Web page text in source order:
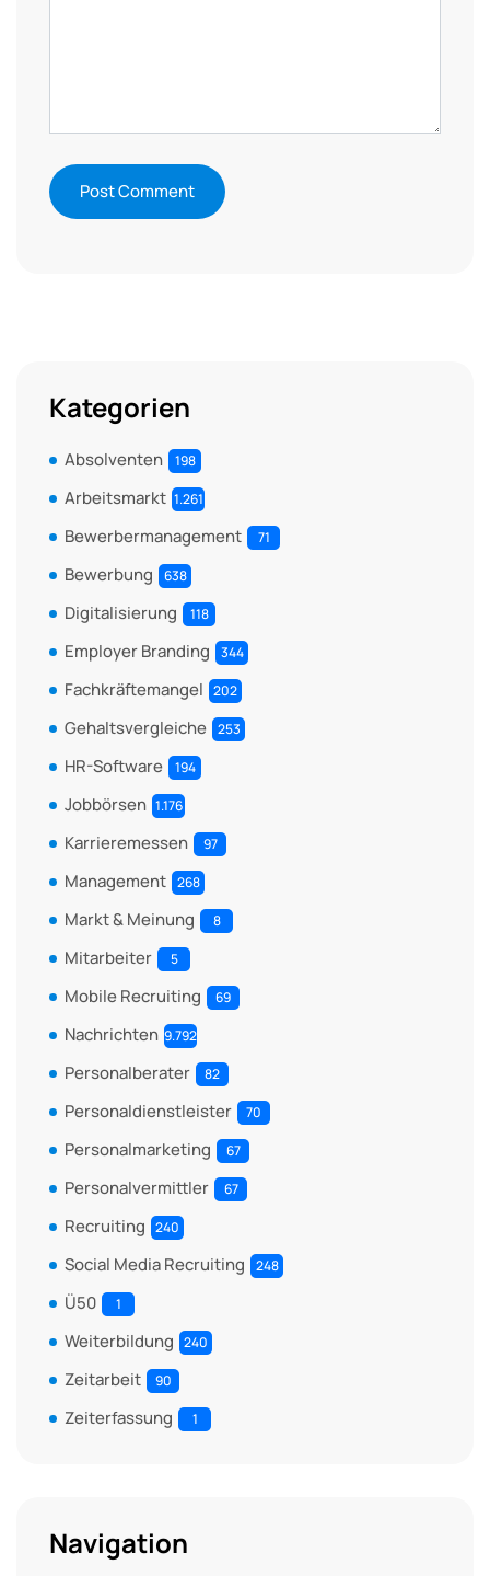
Kategorien
Absolventen 198
Arbeitsmarkt 1.261
Bewerbermanagement 71
Bewerbung 638
Digitalisierung 118
Employer Branding 344
Fachkräftemangel 202
Gehaltsvergleiche 253
HR-Software 194
Jobbörsen 1.176
Karrieremessen 97
Management 268
Markt & Meinung 8
Mitarbeiter 5
Mobile Recruiting 69
Nachrichten 9.792
Personalberater 82
Personaldienstleister 70
Personalmarketing 67
Personalvermittler 67
Recruiting 240
Social Media Recruiting 248
Ü50 1
Weiterbildung 240
Zeitarbeit 90
Zeiterfassung 1
Navigation